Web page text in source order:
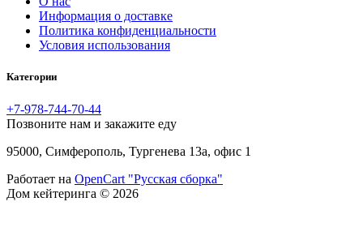
Информация о доставке
Политика конфиденциальности
Условия использования
Категории
+7-978-744-70-44
Позвоните нам и закажите еду
95000, Симферополь, Тургенева 13а, офис 1
Работает на OpenCart "Русская сборка"
Дом кейтеринга © 2026